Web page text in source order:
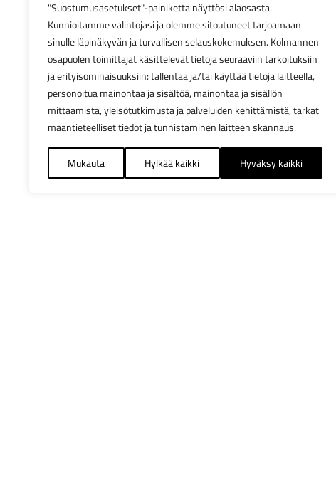
"Suostumusasetukset"-painiketta näyttösi alaosasta.
Kunnioitamme valintojasi ja olemme sitoutuneet tarjoamaan
sinulle läpinäkyvän ja turvallisen selauskokemuksen. Kolmannen
osapuolen toimittajat käsittelevät tietoja seuraaviin tarkoituksiin
ja erityisominaisuuksiin: tallentaa ja/tai käyttää tietoja laitteella,
personoitua mainontaa ja sisältöä, mainontaa ja sisällön
mittaamista, yleisötutkimusta ja palveluiden kehittämistä, tarkat
maantieteelliset tiedot ja tunnistaminen laitteen skannaus.
Mukauta
Hylkää kaikki Hyväksy kaikki